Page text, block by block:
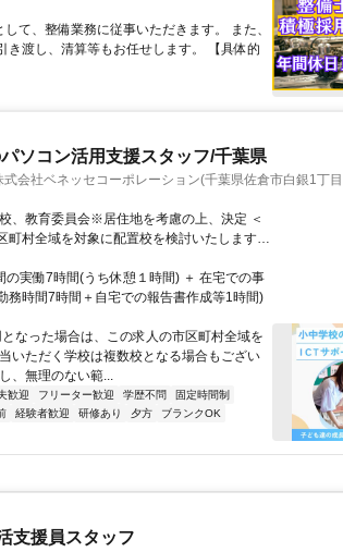
て、整備業務に従事いただきます。 また、
き渡し、清算等もお任せします。 【具体的
ソコン活用支援スタッフ/千葉県
会社ベネッセコーポレーション(千葉県佐倉市白銀1丁
、教育委員会※居住地を考慮の上、決定 ＜
町村全域を対象に配置校を検討いたします。
ございますが、通勤エリアや居住地を考慮
よう、最終的にはご相談の上で決定いたし
実働7時間(うち休憩１時間) ＋ 在宅での事
務時間7時間＋自宅での報告書作成等1時間)
なった場合は、この求人の市区町村全域を
いただく学校は複数校となる場合もござい
、無理のない範...
歓迎 フリーター歓迎 学歴不問
固定時間制
経験者歓迎 研修あり 夕方
ブランクOK
支援員スタッフ